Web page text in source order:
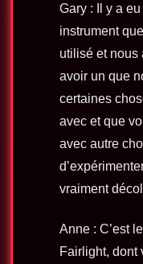
Gary : Il y a
instrument
utilisé et nous
avoir un que
certaines
avec et que
avec autre
vraiment
Anne : C’est
Fairlight, dont